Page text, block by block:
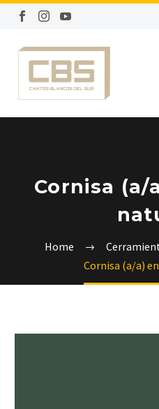
Cornisa (a/
Home
Cornisa (a/a)